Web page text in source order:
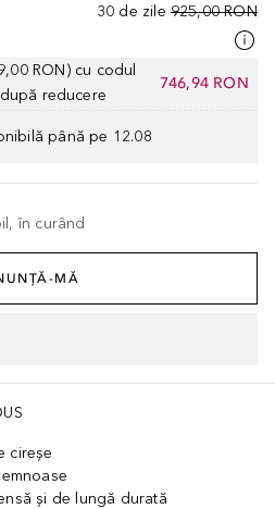
30 de zile 925,00 RON
RON) cu codul
reducere
746,94 RON
până pe 12.08
în curând
MĂ
cireșe
și de lungă durată